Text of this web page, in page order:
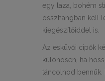
egy laza, bohém
összhangban kell
kiegészítőiddel is.
Az esküvői cipők
különösen, ha
táncolnod bennük.